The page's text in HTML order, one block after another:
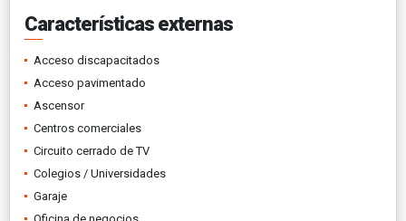
Características externas
Acceso discapacitados
Acceso pavimentado
Ascensor
Centros comerciales
Circuito cerrado de TV
Colegios / Universidades
Garaje